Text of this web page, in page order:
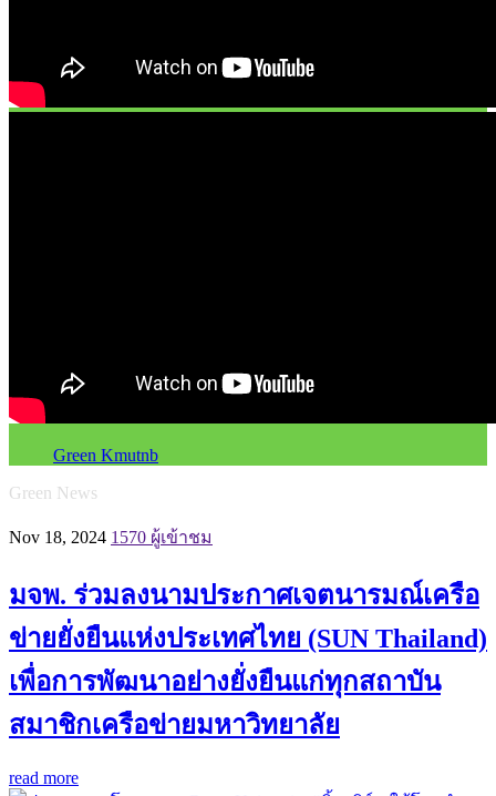
Green Kmutnb
Green News
Nov 18, 2024 1570 ผู้เข้าชม
มจพ. ร่วมลงนามประกาศเจตนารมณ์เครือ
ข่ายยั่งยืนแห่งประเทศไทย (SUN Thailand)
เพื่อการพัฒนาอย่างยั่งยืนแก่ทุกสถาบัน
สมาชิกเครือข่ายมหาวิทยาลัย
read more